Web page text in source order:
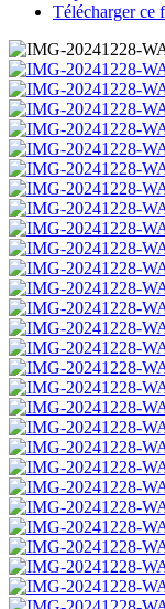
Télécharger ce